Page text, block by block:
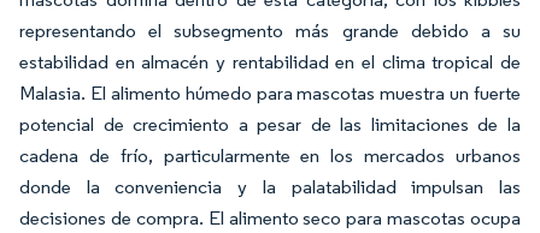
representando el subsegmento más grande debido a su
estabilidad en almacén y rentabilidad en el clima tropical de
Malasia. El alimento húmedo para mascotas muestra un fuerte
potencial de crecimiento a pesar de las limitaciones de la
cadena de frío, particularmente en los mercados urbanos
donde la conveniencia y la palatabilidad impulsan las
decisiones de compra. El alimento seco para mascotas ocupa